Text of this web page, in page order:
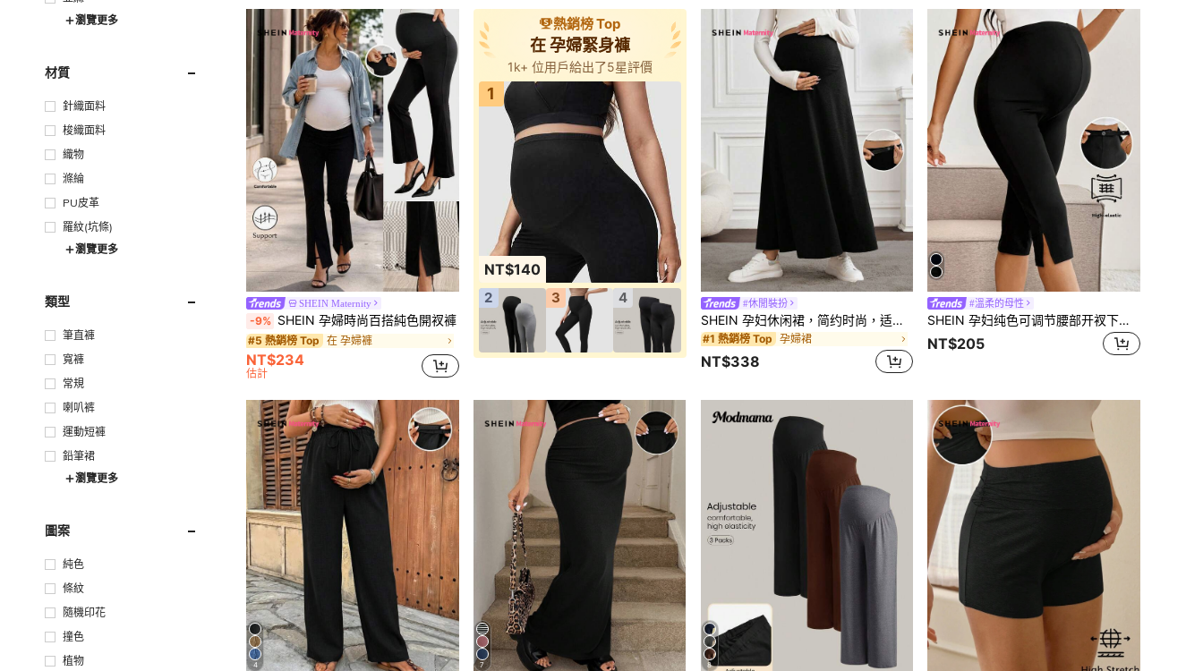
瀏覽更多
材質
針織面料
梭織面料
織物
滌綸
PU皮革
羅紋(坑條)
瀏覽更多
類型
筆直褲
寬褲
常規
喇叭裤
運動短褲
鉛筆裙
瀏覽更多
圖案
純色
條紋
隨機印花
撞色
植物
SHEIN Maternity
-9% SHEIN 孕婦時尚百搭純色開衩褲
#5 熱銷榜 Top 在 孕婦褲
NT$234
估計
熱銷榜 Top
在 孕婦緊身褲
1k+ 位用戶給出了5星評價
1
NT$140
2 3 4 #休閒裝扮
SHEIN 孕妇休闲裙，简约时尚，适合日常穿着
#1 熱銷榜 Top 孕婦裙
NT$338
#溫柔的母性
SHEIN 孕妇纯色可调节腰部开衩下摆休闲七分打底裤
NT$205
4 7 8